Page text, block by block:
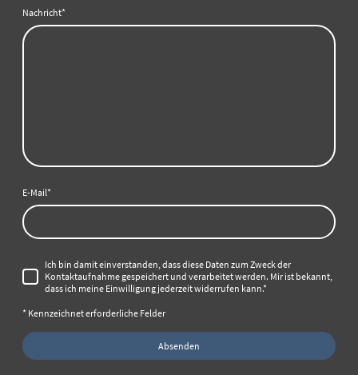
Nachricht*
E-Mail*
Ich bin damit einverstanden, dass diese Daten zum Zweck der
Kontaktaufnahme gespeichert und verarbeitet werden. Mir ist bekannt,
dass ich meine Einwilligung jederzeit widerrufen kann.*
* Kennzeichnet erforderliche Felder
Absenden